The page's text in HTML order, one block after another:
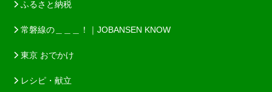
ふるさと納税
常磐線の＿＿＿！｜JOBANSEN KNOW
東京 おでかけ
レシピ・献立